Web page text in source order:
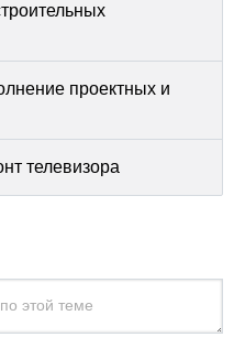
проектных и
телевизора